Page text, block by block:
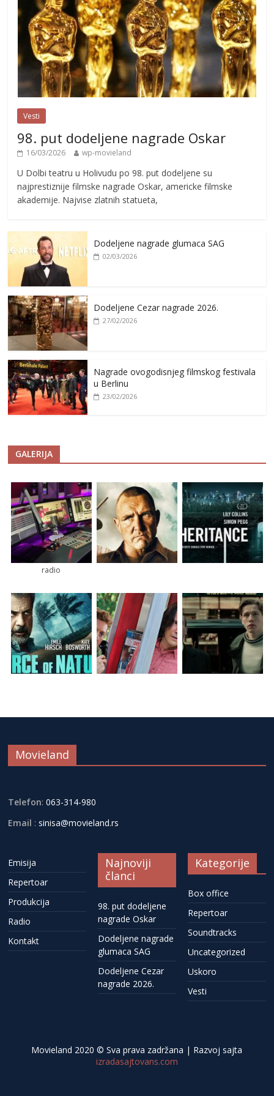
Vesti
98. put dodeljene nagrade Oskar
16/03/2026 wp-movieland
U Dolbi teatru u Holivudu po 98. put dodeljene su
najprestiznije filmske nagrade Oskar, americke filmske
akademije. Najvise zlatnih statueta,
Dodeljene nagrade glumaca SAG
02/03/2026
Dodeljene Cezar nagrade 2026.
27/02/2026
Nagrade ovogodisnjeg filmskog festivala
u Berlinu
23/02/2026
GALERIJA
radio
Movieland
Telefon: 063-314-980
Email : sinisa@movieland.rs
Emisija
Repertoar
Produkcija
Radio
Kontakt
Najnoviji
članci
98. put dodeljene
nagrade Oskar
Dodeljene nagrade
glumaca SAG
Dodeljene Cezar
nagrade 2026.
Kategorije
Box office
Repertoar
Soundtracks
Uncategorized
Uskoro
Vesti
Movieland 2020 © Sva prava zadržana | Razvoj sajta
izradasajtovans.com